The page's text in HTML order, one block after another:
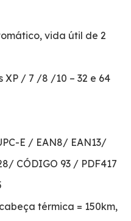
vida útil de 2
XP / 7 /8 /10 – 32 e 64
E / EAN8/ EAN13/
CÓDIGO 93 / PDF417
térmica = 150km,